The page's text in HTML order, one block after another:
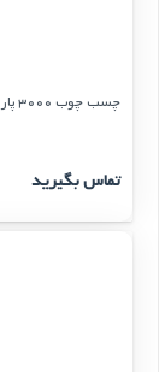
چسب چوب 3000 پارس دبه پلاستیكی 3.8 كیلویی
تماس بگیرید